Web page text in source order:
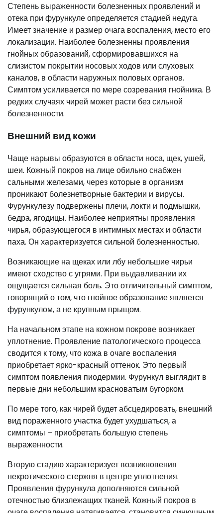
Степень выраженности болезненных проявлений и
отека при фурункуле определяется стадией недуга.
Имеет значение и размер очага воспаления, место его
локализации. Наиболее болезненны проявления
гнойных образований, сформировавшихся на
слизистом покрытии носовых ходов или слуховых
каналов, в области наружных половых органов.
Симптом усиливается по мере созревания гнойника. В
редких случаях чирей может расти без сильной
болезненности.
Внешний вид кожи
Чаще нарывы образуются в области носа, щек, ушей,
шеи. Кожный покров на лице обильно снабжен
сальными железами, через которые в организм
проникают болезнетворные бактерии и вирусы.
Фурункулезу подвержены плечи, локти и подмышки,
бедра, ягодицы. Наиболее неприятны проявления
чирья, образующегося в интимных местах и области
паха. Он характеризуется сильной болезненностью.
Возникающие на щеках или лбу небольшие чирьи
имеют сходство с угрями. При выдавливании их
ощущается сильная боль. Это отличительный симптом,
говорящий о том, что гнойное образование является
фурункулом, а не крупным прыщом.
На начальном этапе на кожном покрове возникает
уплотнение. Проявление патологического процесса
сводится к тому, что кожа в очаге воспаления
приобретает ярко-красный оттенок. Это первый
симптом появления пиодермии. Фурункул выглядит в
первые дни небольшим красноватым бугорком.
По мере того, как чирей будет абсцедировать, внешний
вид пораженного участка будет ухудшаться, а
симптомы – приобретать большую степень
выраженности.
Вторую стадию характеризует возникновения
некротического стержня в центре уплотнения.
Проявления фурункула дополняются сильной
отечностью близлежащих тканей. Кожный покров в